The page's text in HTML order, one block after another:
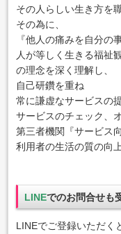
その人らしい生き方を
その為に、
『他人の痛みを自分の
人が等しく生きる福祉
の理念を深く理解し、
自己研鑽を重ね
常に謙虚なサービスの
サービスのチェック、
第三者機関『サービス
利用者の生活の質の向
LINEでのお問合せも
LINEでご登録いただく